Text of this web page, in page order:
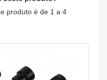
produto é de 1 a 4